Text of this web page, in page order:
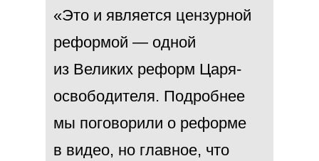
«Это и является цензурной
реформой — одной
из Великих реформ Царя-
освободителя. Подробнее
мы поговорили о реформе
в видео, но главное, что